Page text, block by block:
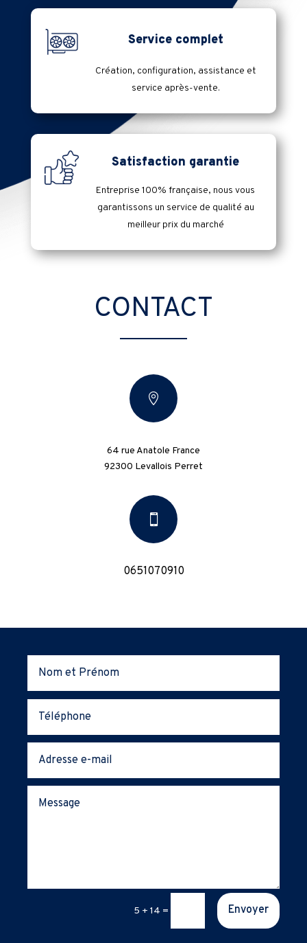
Service complet
Création, configuration, assistance et
service après-vente.
Satisfaction garantie
Entreprise 100% française, nous vous
garantissons un service de qualité au
meilleur prix du marché
CONTACT

64 rue Anatole France
92300 Levallois Perret

0651070910
5 + 14 = Envoyer